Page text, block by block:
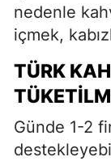
nedenle
içmek,
TÜRK
Günde 1-2